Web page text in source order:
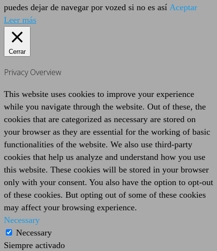
puedes dejar de navegar por vozed si no es así Aceptar
Leer más
Cerrar
Privacy Overview
This website uses cookies to improve your experience
while you navigate through the website. Out of these, the
cookies that are categorized as necessary are stored on
your browser as they are essential for the working of basic
functionalities of the website. We also use third-party
cookies that help us analyze and understand how you use
this website. These cookies will be stored in your browser
only with your consent. You also have the option to opt-out
of these cookies. But opting out of some of these cookies
may affect your browsing experience.
Necessary
Necessary
Siempre activado